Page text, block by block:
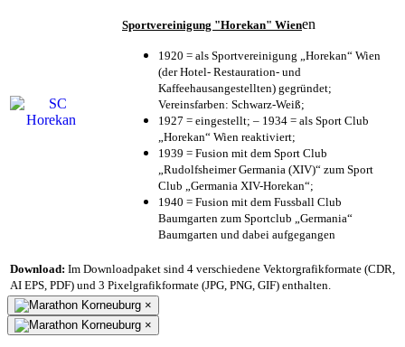
Sportvereinigung "Horekan" Wienen
1920 = als Sportvereinigung „Horekan“ Wien
(der Hotel- Restauration- und
Kaffeehausangestellten) gegründet;
Vereinsfarben: Schwarz-Weiß;
1927 = eingestellt; – 1934 = als Sport Club
„Horekan“ Wien reaktiviert;
1939 = Fusion mit dem Sport Club
„Rudolfsheimer Germania (XIV)“ zum Sport
Club „Germania XIV-Horekan“;
1940 = Fusion mit dem Fussball Club
Baumgarten zum Sportclub „Germania“
Baumgarten und dabei aufgegangen
Download: Im Downloadpaket sind 4 verschiedene Vektorgrafikformate (CDR,
AI EPS, PDF) und 3 Pixelgrafikformate (JPG, PNG, GIF) enthalten.
×
×